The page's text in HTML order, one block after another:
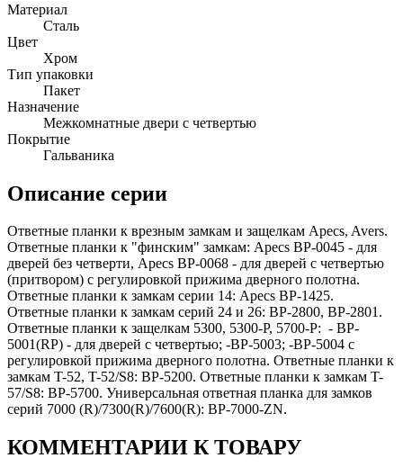
Материал
Сталь
Цвет
Хром
Тип упаковки
Пакет
Назначение
Межкомнатные двери с четвертью
Покрытие
Гальваника
Описание серии
Ответные планки к врезным замкам и защелкам Apecs, Avers.
Ответные планки к "финским" замкам: Apecs BP-0045 - для
дверей без четверти, Apecs BP-0068 - для дверей с четвертью
(притвором) с регулировкой прижима дверного полотна.
Ответные планки к замкам серии 14: Apecs BP-1425.
Ответные планки к замкам серий 24 и 26: BP-2800, BP-2801.
Ответные планки к защелкам 5300, 5300-P, 5700-P: - BP-
5001(RP) - для дверей с четвертью; -ВР-5003; -ВР-5004 с
регулировкой прижима дверного полотна. Ответные планки к
замкам T-52, T-52/S8: BP-5200. Ответные планки к замкам T-
57/S8: BP-5700. Универсальная ответная планка для замков
серий 7000 (R)/7300(R)/7600(R): BP-7000-ZN.
КОММЕНТАРИИ К ТОВАРУ